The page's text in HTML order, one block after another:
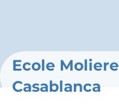
Ecole Moliere
Casablanca